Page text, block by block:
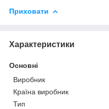
Приховати
Характеристики
Основні
Виробник
Країна виробник
Тип